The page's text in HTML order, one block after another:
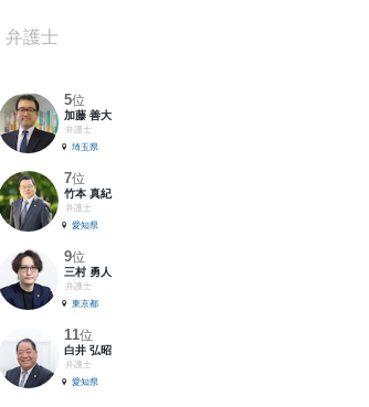
弁護士
5位
加藤 善大
弁護士
埼玉県
7位
竹本 真紀
弁護士
愛知県
9位
三村 勇人
弁護士
東京都
11位
白井 弘昭
弁護士
愛知県